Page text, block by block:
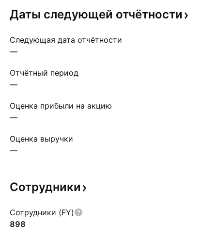
Даты следующей отчётности
Следующая дата отчётности
—
Отчётный период
—
Оценка прибыли на акцию
—
Оценка выручки
—
Сотрудники
Сотрудники (FY)
898